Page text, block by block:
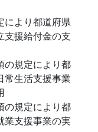
により都道府県
支援給付金の支
の規定により都
常生活支援事業
の規定により都
業支援事業の実